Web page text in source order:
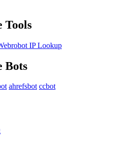
Tools
IP Lookup
Bots
ahrefsbot ccbot